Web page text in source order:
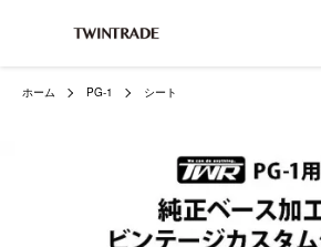
ホーム PG-1 シート